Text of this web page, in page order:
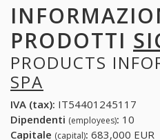
PRODOTTI
PRODUCTS
SPA
IVA (tax): IT54401245117
Dipendenti (employees): 10
Capitale (capital): 683,000 EUR